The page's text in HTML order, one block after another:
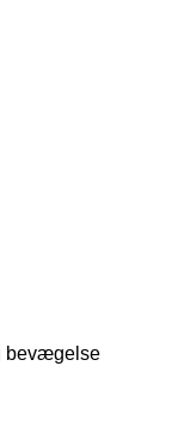
bevægelse